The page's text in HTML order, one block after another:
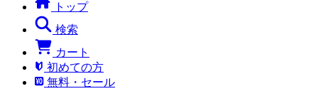
トップ
検索
カート
初めての方
無料・セール